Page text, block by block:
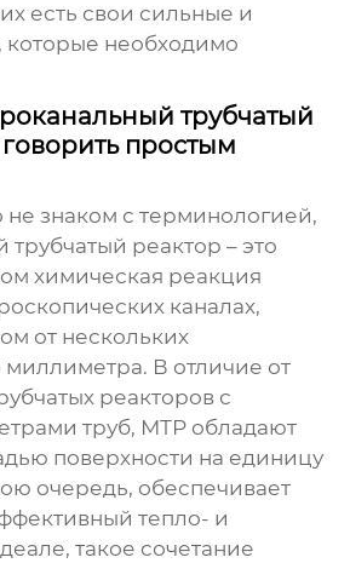
есть свои сильные и
которые необходимо
трубчатый
простым
не знаком с терминологией,
трубчатый реактор – это
химическая реакция
каналах,
от нескольких
В отличие от
реакторов с
труб, МТР обладают
поверхности на единицу
очередь, обеспечивает
тепло- и
такое сочетание